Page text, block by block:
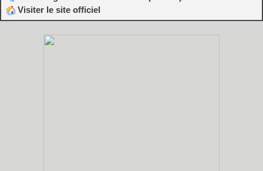
Visiter le site officiel